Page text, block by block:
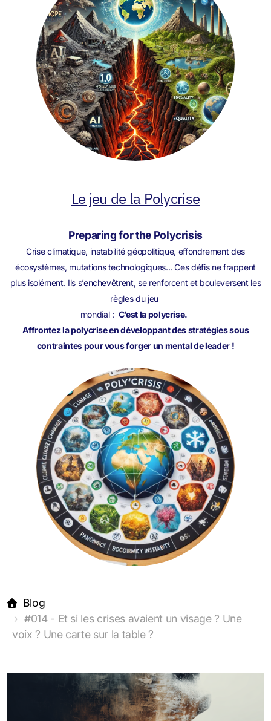
Le jeu de la Polycrise
Preparing for the Polycrisis
Crise climatique, instabilité géopolitique, effondrement des
écosystèmes, mutations technologiques... Ces défis ne frappent
plus isolément. Ils s’enchevêtrent, se renforcent et bouleversent les
règles du jeu
mondial : C’est la polycrise.
Affrontez la polycrise en développant des stratégies sous
contraintes pour vous forger un mental de leader !
Blog
#014 - Et si les crises avaient un visage ? Une
voix ? Une carte sur la table ?